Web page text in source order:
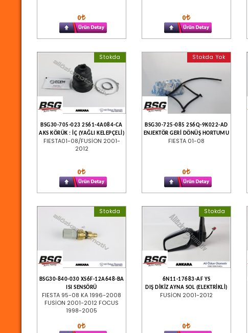
0 0
Stokda
BSG30-705-023 2S61-4A084-CA
AKS KÖRÜK : İÇ (YAĞLI KELEPÇELİ)
FIESTA01-08/FUSİON 2001-
2012
0
Stokda Yok
BSG30-725-085 2S6Q-9K022-AD
ENJEKTÖR GERİ DÖNÜŞ HORTUMU
FIESTA 01-08
0
Stokda
BSG30-840-030 XS6F-12A648-BA
ISI SENSÖRÜ
FIESTA 95-08 KA 1996-2008
FUSİON 2001-2012 FOCUS
1998-2005
0
Stokda
6N11-17683-AF YS
DIŞ DİKİZ AYNA SOL (ELEKTRİKLİ)
FUSİON 2001-2012
0